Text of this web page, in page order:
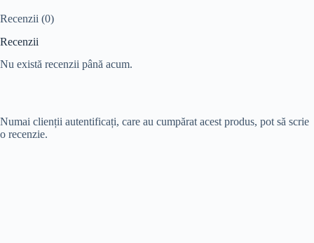
Recenzii (0)
Recenzii
Nu există recenzii până acum.
Numai clienții autentificați, care au cumpărat acest produs, pot să scrie
o recenzie.